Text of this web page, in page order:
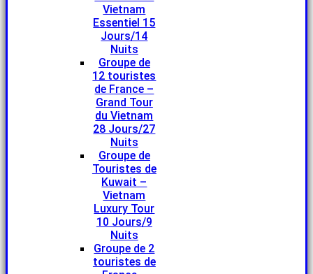
Vietnam
Essentiel 15
Jours/14
Nuits
Groupe de
12 touristes
de France –
Grand Tour
du Vietnam
28 Jours/27
Nuits
Groupe de
Touristes de
Kuwait –
Vietnam
Luxury Tour
10 Jours/9
Nuits
Groupe de 2
touristes de